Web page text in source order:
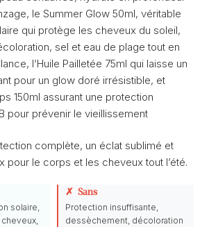
le Summer Glow 50ml, véritable
qui protège les cheveux du soleil,
sel et eau de plage tout en
l’Huile Pailletée 75ml qui laisse un
pour un glow doré irrésistible, et
150ml assurant une protection
pour prévenir le vieillissement
complète, un éclat sublimé et
pour le corps et les cheveux tout l’été.
solaire,
✗ Sans
Protection insuffisante,
dessèchement, décoloration